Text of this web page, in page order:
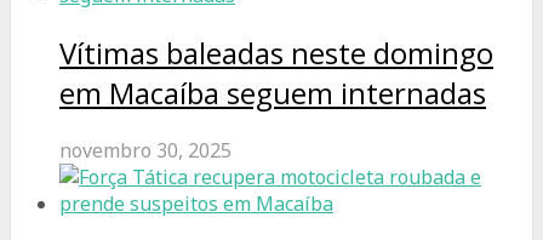
Vítimas baleadas neste domingo
em Macaíba seguem internadas
novembro 30, 2025